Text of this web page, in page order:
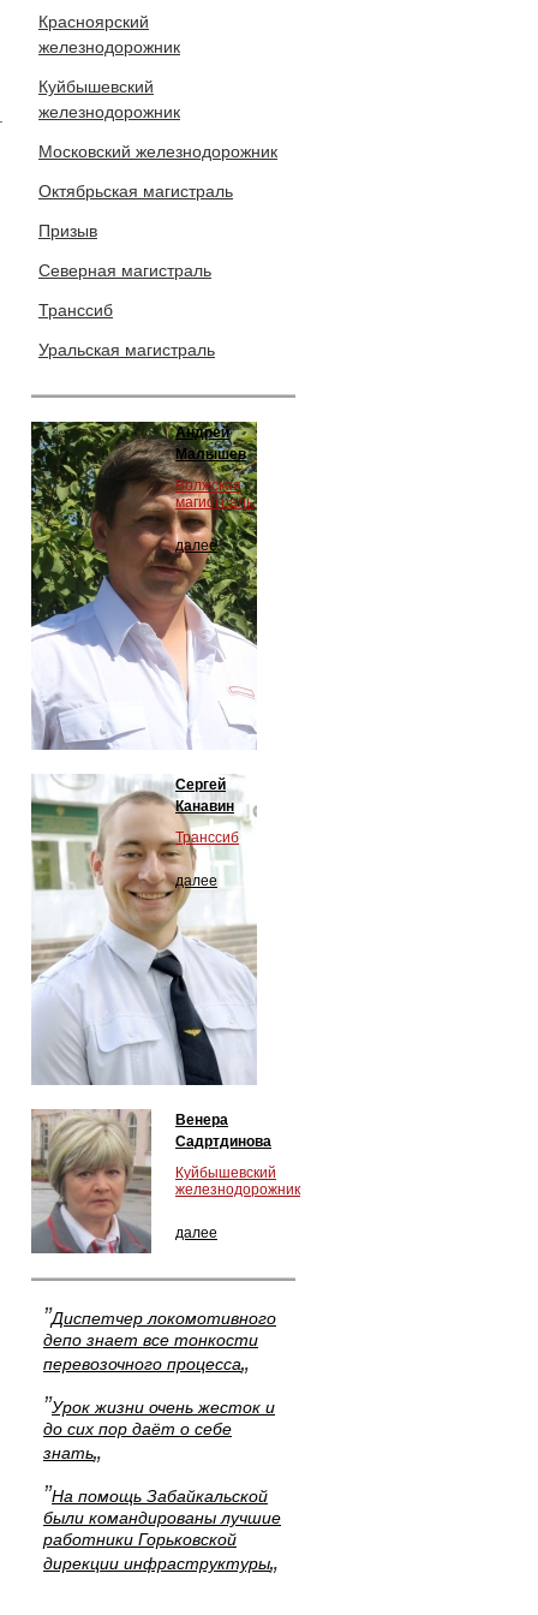
Красноярский
железнодорожник
Куйбышевский
железнодорожник
Московский железнодорожник
Октябрьская магистраль
Призыв
Северная магистраль
Транссиб
Уральская магистраль
Андрей
Малышев
Волжская
магистраль
далее
Сергей
Канавин
Транссиб
далее
Венера
Садртдинова
Куйбышевский
железнодорожник
далее
”Диспетчер локомотивного
депо знает все тонкости
перевозочного процесса„
”Урок жизни очень жесток и
до сих пор даёт о себе
знать„
”На помощь Забайкальской
были командированы лучшие
работники Горьковской
дирекции инфраструктуры„